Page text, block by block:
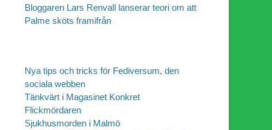
Bloggaren Lars Renvall lanserar teori om att
Palme sköts framifrån
Nya tips och tricks för Fediversum, den
sociala webben
Tänkvärt i Magasinet Konkret
Flickmördaren
Sjukhusmorden i Malmö